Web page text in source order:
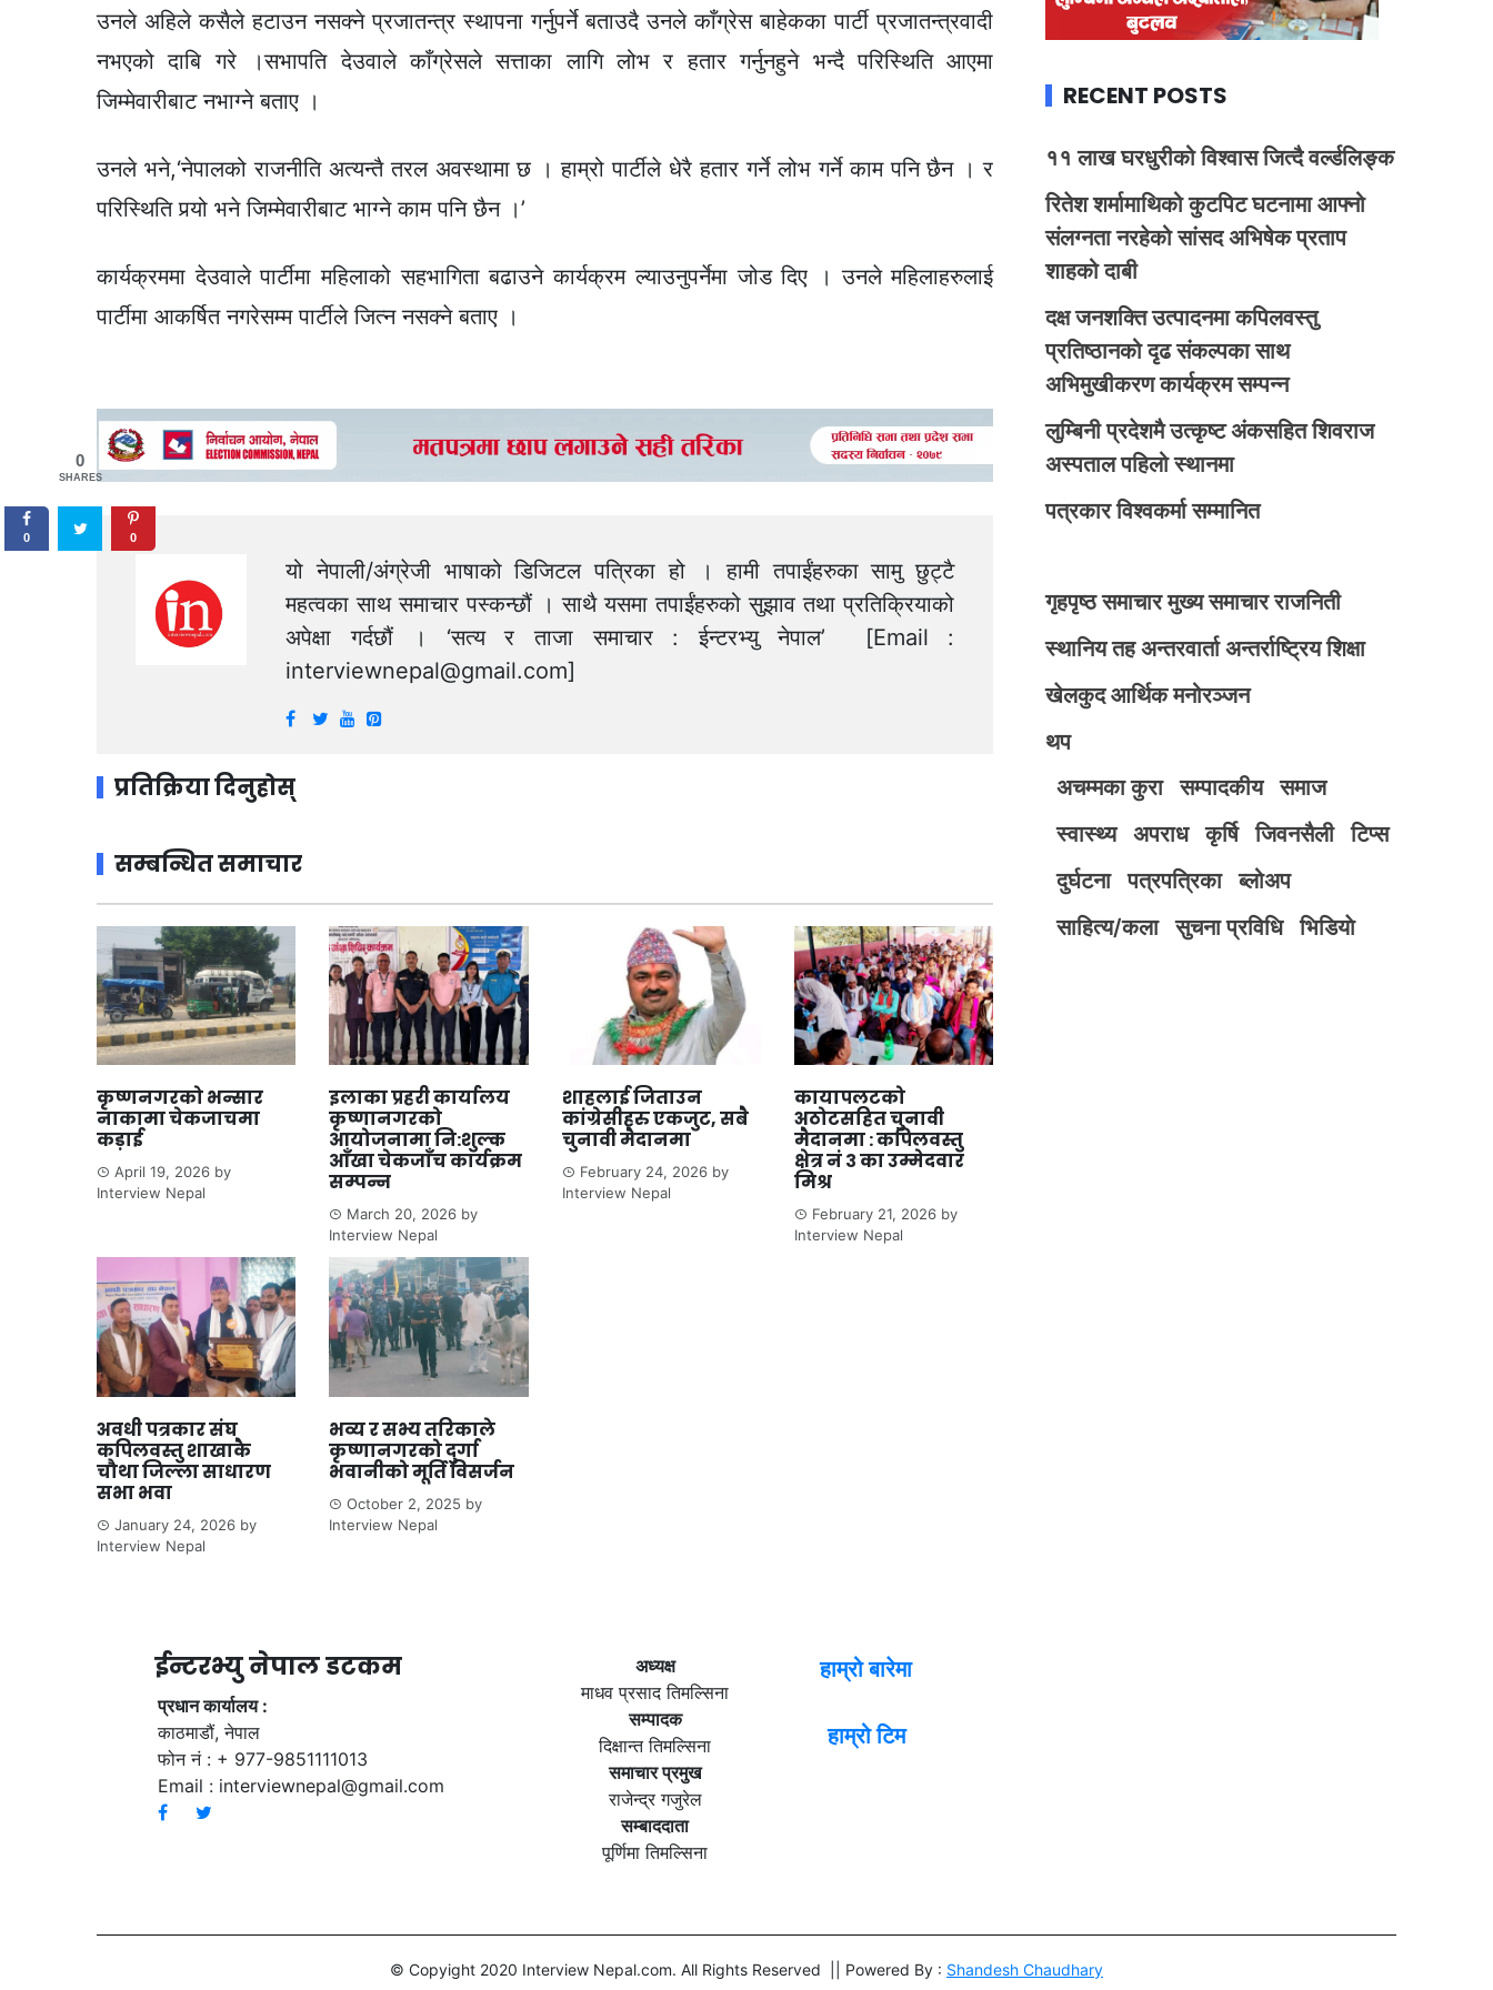
उनले अहिले कसैले हटाउन नसक्ने प्रजातन्त्र स्थापना गर्नुपर्ने बताउदै उनले काँग्रेस बाहेकका पार्टी प्रजातन्त्रवादी
नभएको दाबि गरे ।सभापति देउवाले काँग्रेसले सत्ताका लागि लोभ र हतार गर्नुनहुने भन्दै परिस्थिति आएमा
जिम्मेवारीबाट नभाग्ने बताए ।
उनले भने,‘नेपालको राजनीति अत्यन्तै तरल अवस्थामा छ । हाम्रो पार्टीले धेरै हतार गर्ने लोभ गर्ने काम पनि छैन । र
परिस्थिति पर्‍यो भने जिम्मेवारीबाट भाग्ने काम पनि छैन ।’
कार्यक्रममा देउवाले पार्टीमा महिलाको सहभागिता बढाउने कार्यक्रम ल्याउनुपर्नेमा जोड दिए । उनले महिलाहरुलाई
पार्टीमा आकर्षित नगरेसम्म पार्टीले जित्न नसक्ने बताए ।
यो नेपाली/अंग्रेजी भाषाको डिजिटल पत्रिका हो । हामी तपाईंहरुका सामु छुट्टै
महत्वका साथ समाचार पस्कन्छौं । साथै यसमा तपाईंहरुको सुझाव तथा प्रतिक्रियाको
अपेक्षा गर्दछौं । ‘सत्य र ताजा समाचार : ईन्टरभ्यु नेपाल’ [Email :
interviewnepal@gmail.com]
प्रतिक्रिया दिनुहोस्
सम्बन्धित समाचार
कृष्णनगरको भन्सार
नाकामा चेकजाचमा
कड़ाई
April 19, 2026 by
Interview Nepal
इलाका प्रहरी कार्यालय
कृष्णानगरको
आयोजनामा नि:शुल्क
आँखा चेकजाँच कार्यक्रम
सम्पन्न
March 20, 2026 by
Interview Nepal
शाहलाई जिताउन
कांग्रेसीहरु एकजुट, सबै
चुनावी मैदानमा
February 24, 2026by
Interview Nepal
कायापलटको
अठोटसहित चुनावी
मैदानमा : कपिलवस्तु
क्षेत्र नं ३ का उम्मेदवार
मिश्र
February 21, 2026by
Interview Nepal
अवधी पत्रकार संघ
कपिलवस्तु शाखाकै
चौथा जिल्ला साधारण
सभा भवा
January 24, 2026 by
Interview Nepal
भव्य र सभ्य तरिकाले
कृष्णानगरको दुर्गा
भवानीको मूर्ति विसर्जन
October 2, 2025 by
Interview Nepal
RECENT POSTS
११ लाख घरधुरीको विश्वास जित्दै वर्ल्डलिङ्क
रितेश शर्मामाथिको कुटपिट घटनामा आफ्नो
संलग्नता नरहेको सांसद अभिषेक प्रताप
शाहको दाबी
दक्ष जनशक्ति उत्पादनमा कपिलवस्तु
प्रतिष्ठानको दृढ संकल्पका साथ
अभिमुखीकरण कार्यक्रम सम्पन्न
लुम्बिनी प्रदेशमै उत्कृष्ट अंकसहित शिवराज
अस्पताल पहिलो स्थानमा
पत्रकार विश्वकर्मा सम्मानित
गृहपृष्ठ समाचार मुख्य समाचार राजनिती
स्थानिय तह अन्तरवार्ता अन्तर्राष्ट्रिय शिक्षा
खेलकुद आर्थिक मनोरञ्जन
थप
अचम्मका कुरा
सम्पादकीय
समाज
स्वास्थ्य
अपराध कृर्षि जिवनसैली
टिप्स
दुर्घटना
पत्रपत्रिका
ब्लोअप
साहित्य/कला
सुचना प्रविधि भिडियाे
ईन्टरभ्यु नेपाल डटकम
प्रधान कार्यालय :
काठमाडौं, नेपाल
फोन नं : + 977-9851111013
Email : interviewnepal@gmail.com
अध्यक्ष
माधव प्रसाद तिमल्सिना
सम्पादक
दिक्षान्त तिमल्सिना
समाचार प्रमुख
राजेन्द्र गजुरेल
सम्बाददाता
पूर्णिमा तिमल्सिना
हाम्रो बारेमा
हाम्रो टिम
© Copyight 2020 Interview Nepal.com. All Rights Reserved || Powered By : Shandesh Chaudhary
0
SHARES
0 0